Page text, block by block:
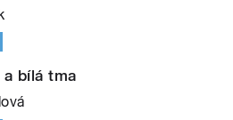
a bílá tma